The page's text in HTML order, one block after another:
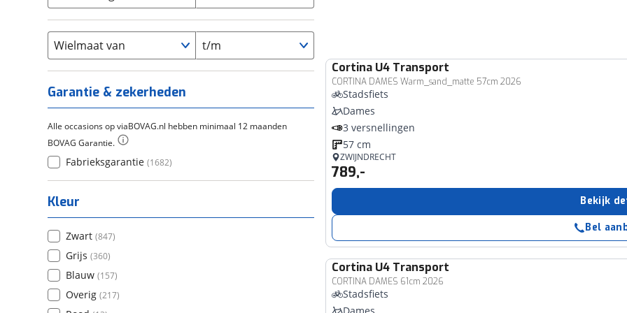
Flyer (0)
Overig ( 0)
21+
Chroom-molybdeen (0)
Scandium
Staal (145)
Tica
Wielmaat van t/m
Garantie & zekerheden
Alle occasions op viaBOVAG.nl hebben minimaal 12 maanden
BOVAG Garantie.
Fabrieksgarantie (1682)
Kleur
Zwart (847)
Grijs (360)
Blauw (157)
Overig (217)
Cortina U4 Transport
CORTINA DAMES Warm_sand_matte 57cm 2026
Stadsfiets
Dames
3 versnellingen
57 cm
ZWIJNDRECHT
789,-
Bekijk
Bel
Cortina U4 Transport
CORTINA DAMES 61cm 2026
Stadsfiets